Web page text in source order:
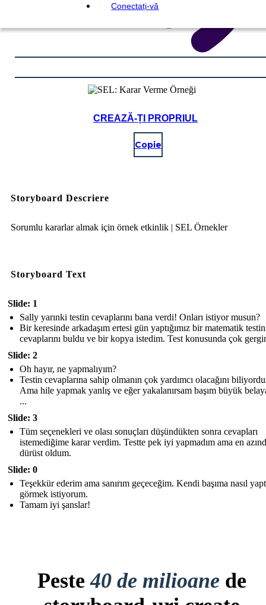
Conectați-vă
CREAZĂ-ȚI PROPRIUL
Copie
Storyboard Descriere
Sorumlu kararlar almak için örnek etkinlik | SEL Örnekler
Storyboard Text
Slide: 1
Sally yarınki testin cevaplarını bana verdi! Onları istiyor musun?
Bir keresinde arkadaşım ertesi gün yaptığımız bir matematik
cevaplarını buldu ve bir kopya istedim. Test konusunda çok
Slide: 2
Oh hayır, ne yapmalıyım?
Testin cevaplarına sahip olmanın çok yardımcı olacağını
Ama hile yapmak yanlış ve eğer yakalanırsam başım büyük
...
Slide: 3
Tüm seçenekleri ve olası sonuçları düşündükten sonra cevapları
istemediğime karar verdim. Testte pek iyi yapmadım ama en
dürüst oldum.
Slide: 0
Teşekkür ederim ama sanırım geçeceğim. Kendi başıma nasıl
görmek istiyorum.
Tamam iyi şanslar!
Peste40 de milioane de